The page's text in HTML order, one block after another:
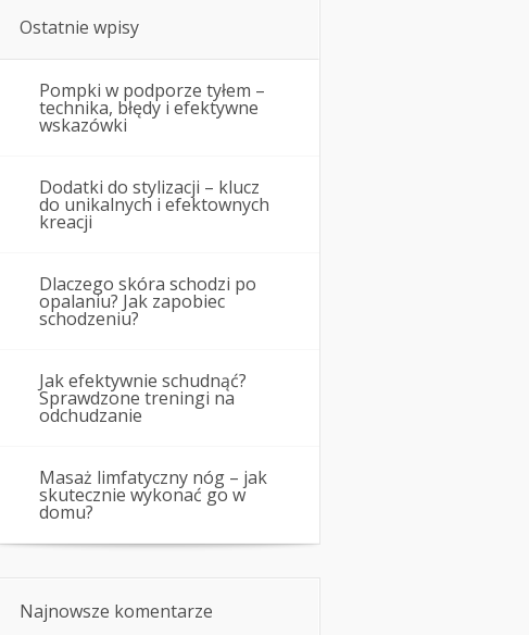
Ostatnie wpisy
Pompki w podporze tyłem –
technika, błędy i efektywne
wskazówki
Dodatki do stylizacji – klucz
do unikalnych i efektownych
kreacji
Dlaczego skóra schodzi po
opalaniu? Jak zapobiec
schodzeniu?
Jak efektywnie schudnąć?
Sprawdzone treningi na
odchudzanie
Masaż limfatyczny nóg – jak
skutecznie wykonać go w
domu?
Najnowsze komentarze